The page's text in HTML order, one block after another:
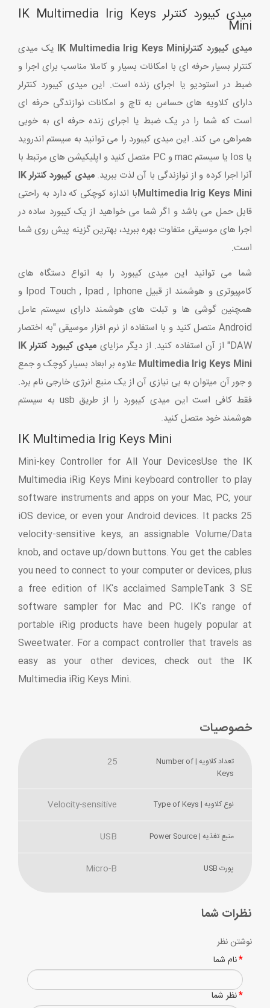
میدی کیبورد کنترلر IK Multimedia Irig Keys
Mini
میدی کیبورد کنترلرIK Multimedia Irig Keys Mini یک میدی
کنترلر بسیار حرفه ای با امکانات بسیار و کاملا مناسب برای اجرا و
ضبط در استودیو یا اجرای زنده است. این میدی کیبورد کنترلر
دارای کلاویه های حساس به تاچ و امکانات نوازندگی حرفه ای
است که شما را در یک ضبط یا اجرای زنده حرفه ای به خوبی
همراهی می کند. این میدی کیبورد را می توانید به سیستم اندروید
یا Ios یا سیستم mac و PC متصل کنید و اپلیکیشن های مرتبط با
آنرا اجرا کرده و از نوازندگی با آن لذت ببرید.میدی کیبورد کنترلرIK
Multimedia Irig Keys Miniبا اندازه کوچکی که دارد به راحتی
قابل حمل می باشد و اگر شما می خواهید از یک کیبورد ساده در
اجرا های موسیقی متفاوت بهره ببرید، بهترین گزینه پیش روی شما
است.
شما می توانید این میدی کیبورد را به انواع دستگاه های
کامپیوتری و هوشمند از قبیل Ipod Touch , Ipad , Iphone و
همچنین گوشی ها و تبلت های هوشمند دارای سیستم عامل
Android متصل کنید و با استفاده از نرم افزار موسیقی "به اختصار
DAW" از آن استفاده کنید. از دیگر مزایای
میدی کیبورد کنترلرIK
Multimedia Irig Keys Mini علاوه بر ابعاد بسیار کوچک و جمع
و جور آن میتوان به بی نیازی آن از یک منبع انرژی خارجی نام برد.
فقط کافی است این میدی کیبورد را از طریق usb به سیستم
هوشمند خود متصل کنید.
IK Multimedia Irig Keys Mini
Mini-key Controller for All Your DevicesUse the IK
Multimedia iRig Keys Mini keyboard controller to play
software instruments and apps on your Mac, PC, your
iOS device, or even your Android devices. It packs 25
velocity-sensitive keys, an assignable Volume/Data
knob, and octave up/down buttons. You get the cables
you need to connect to your computer or devices, plus
a free edition of IK's acclaimed SampleTank 3 SE
software sampler for Mac and PC. IK's range of
portable iRig products have been hugely popular at
Sweetwater. For a compact controller that travels as
easy as your other devices, check out the IK
Multimedia iRig Keys Mini.
خصوصیات
تعداد کلاویه | Number of
Keys
25
نوع کلاویه | Type of Keys Velocity-sensitive
منبع تغذیه | Power Source USB
پورت USB Micro-B
نظرات شما
نوشتن نظر
نام شما
نظر شما